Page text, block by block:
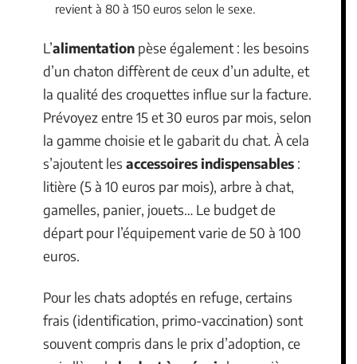
revient à 80 à 150 euros selon le sexe.
L’alimentation pèse également : les besoins
d’un chaton diffèrent de ceux d’un adulte, et
la qualité des croquettes influe sur la facture.
Prévoyez entre 15 et 30 euros par mois, selon
la gamme choisie et le gabarit du chat. À cela
s’ajoutent les accessoires indispensables :
litière (5 à 10 euros par mois), arbre à chat,
gamelles, panier, jouets… Le budget de
départ pour l’équipement varie de 50 à 100
euros.
Pour les chats adoptés en refuge, certains
frais (identification, primo-vaccination) sont
souvent compris dans le prix d’adoption, ce